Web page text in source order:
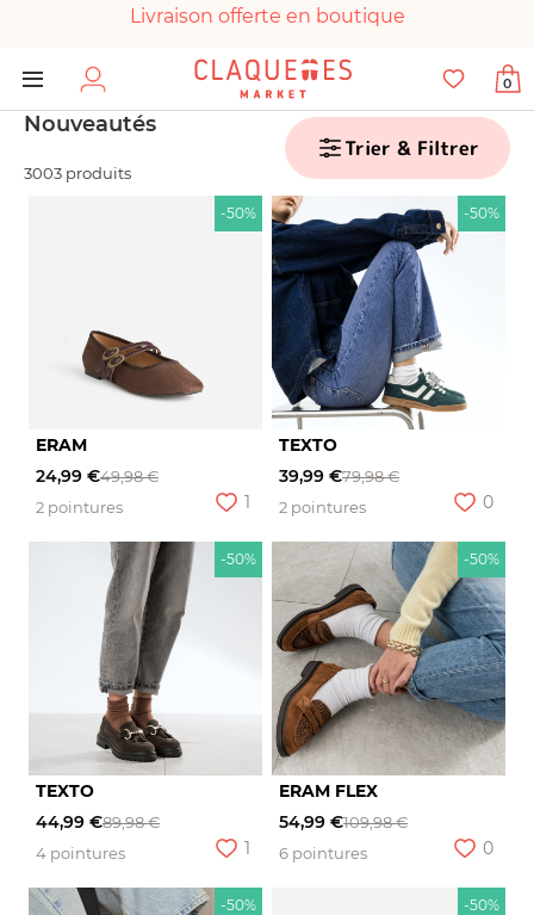
Livraison offerte en boutique
Paiement 100% sécurisé
Chaussures garanties en parfait état
0
Nouveautés
3003 produits
Trier & Filtrer
-50%
ERAM
24,99 €49,98 €
2 pointures
1
-50%
TEXTO
39,99 €79,98 €
2 pointures
0
-50%
TEXTO
44,99 €89,98 €
4 pointures
1
-50%
ERAM FLEX
54,99 €109,98 €
6 pointures
0
-50% -50%